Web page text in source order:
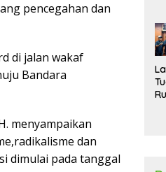
pencegahan dan
di jalan wakaf
Bandara
menyampaikan
dan
dimulai pada tanggal